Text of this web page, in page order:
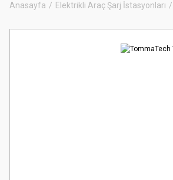
Anasayfa Elektrikli Araç Şarj İstasyonları